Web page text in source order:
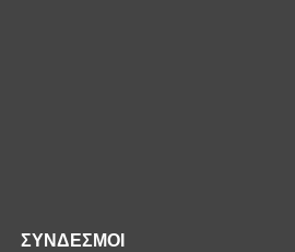
ΣΥΝΔΕΣΜΟΙ